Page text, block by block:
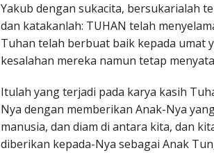
Yakub dengan sukacita, bersukarialah
dan katakanlah: TUHAN telah
Tuhan telah berbuat baik kepada umat
kesalahan mereka namun tetap
Itulah yang terjadi pada karya kasih
Nya dengan memberikan Anak-Nya
manusia, dan diam di antara kita, dan
diberikan kepada-Nya sebagai Anak